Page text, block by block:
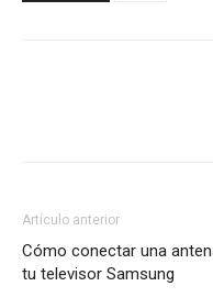
Artículo anterior
Cómo conectar una
tu televisor Samsung